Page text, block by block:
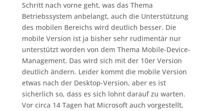
Schritt nach vorne geht, was das Thema
Betriebssystem anbelangt, auch die Unterstützung
des mobilen Bereichs wird deutlich besser. Die
mobile Version ist ja bisher sehr rudimentär nur
unterstützt worden von dem Thema Mobile-Device-
Management. Das wird sich mit der 10er Version
deutlich ändern. Leider kommt die mobile Version
etwas nach der Desktop-Version, aber es ist
sicherlich so, dass es sich lohnt darauf zu warten.
Vor circa 14 Tagen hat Microsoft auch vorgestellt,